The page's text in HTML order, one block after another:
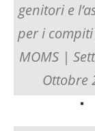
genitori e
per i
MOMS |
Ottobre